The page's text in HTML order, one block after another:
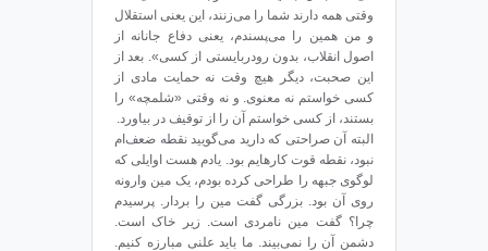
وقتی همه دارند شما را می‌زنند، این یعنی استقلال
و من همین را می‌پسندم، یعنی دفاع جانانه از
اصول انقلاب، بدون رودربایستی از کسی‌». بعد از
این صحبت، دیگر هیچ وقت نه حمایت مادی از
کسی خواستم نه معنوی. و نه وقتی «شلمچه» را
بستند، از کسی خواستم آن را از توقیف در بیاورد.
البته آن صراحتی که دارید می‌گویید نقطه ضعف‌ام
نبود، نقطه قوت کارهایم بود. یادم هست اوایلی که
لوگوی جبهه را طراحی کرده بودم، یک مین وارونه
روی آن بود. بزرگی گفت مین را بردار. پرسیدم
چرا؟ گفت مین نامردی است. زیر خاک است.
دشمن آن را نمی‌بیند. ما باید علنی مبارزه کنیم.